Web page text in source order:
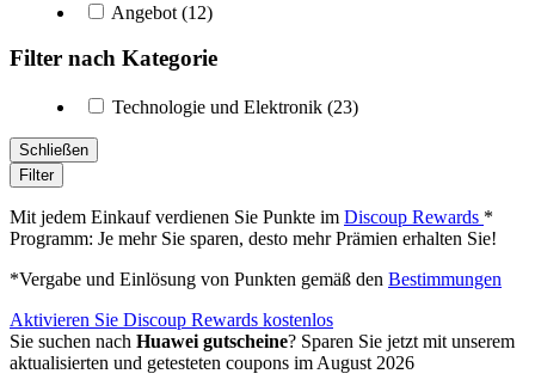
Angebot (12)
Filter nach Kategorie
Technologie und Elektronik (23)
Schließen
Filter
Mit jedem Einkauf verdienen Sie Punkte im Discoup Rewards *
Programm: Je mehr Sie sparen, desto mehr Prämien erhalten Sie!
*Vergabe und Einlösung von Punkten gemäß den Bestimmungen
Aktivieren Sie Discoup Rewards kostenlos
Sie suchen nach Huawei gutscheine? Sparen Sie jetzt mit unserem
aktualisierten und getesteten coupons im August 2026